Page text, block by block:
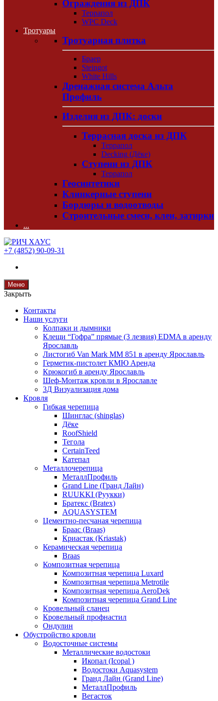
Ограждения из ДПК
Террапол
WPC Deck
Тротуары
Тротуарная плитка
Браер
Steingot
White Hills
Дренажная система Альта
Профиль
Изделия из ДПК: доски
Террасная доска из ДПК
Террапол
Decking (Дёке)
Ступени из ДПК
Террапол
Геосинтетики
Клинкерные ступени
Бордюры и водоотводы
Строительные смеси, клеи, затирки
...
+7 (4852) 90-09-31
Меню
Закрыть
Контакты
Наши услуги
Колпаки и дымники
Клещи “Гофра” прямые (3 лезвия) EDMA в аренду
Ярославль
Листогиб Van Mark MM 851 в аренду Ярославль
Герметик-пистолет КМЮ Аренда
Крюкогиб в аренду Ярославль
Шеф-Монтаж кровли в Ярославле
3Д Визуализация дома
Кровля
Гибкая черепица
Шинглас (shinglas)
Дёке
RoofShield
Тегола
CertainTeed
Катепал
Металлочерепица
МеталлПрофиль
Grand Line (Гранд Лайн)
RUUKKI (Руукки)
Братекс (Bratex)
AQUASYSTEM
Цементно-песчаная черепица
Браас (Braas)
Криастак (Kriastak)
Керамическая черепица
Braas
Композитная черепица
Композитная черепица Luxard
Композитная черепица Metrotile
Композитная черепица AeroDek
Композитная черепица Grand Line
Кровельный сланец
Кровельный профнастил
Ондулин
Обустройство кровли
Водосточные системы
Металлические водостоки
Икопал (Icopal )
Водостоки Aquasystem
Гранд Лайн (Grand Line)
МеталлПрофиль
Вегасток